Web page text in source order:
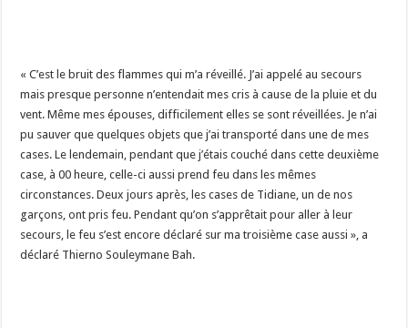
« C’est le bruit des flammes qui m’a réveillé. J’ai appelé au secours
mais presque personne n’entendait mes cris à cause de la pluie et du
vent. Même mes épouses, difficilement elles se sont réveillées. Je n’ai
pu sauver que quelques objets que j’ai transporté dans une de mes
cases. Le lendemain, pendant que j’étais couché dans cette deuxième
case, à 00 heure, celle-ci aussi prend feu dans les mêmes
circonstances. Deux jours après, les cases de Tidiane, un de nos
garçons, ont pris feu. Pendant qu’on s’apprêtait pour aller à leur
secours, le feu s’est encore déclaré sur ma troisième case aussi », a
déclaré Thierno Souleymane Bah.